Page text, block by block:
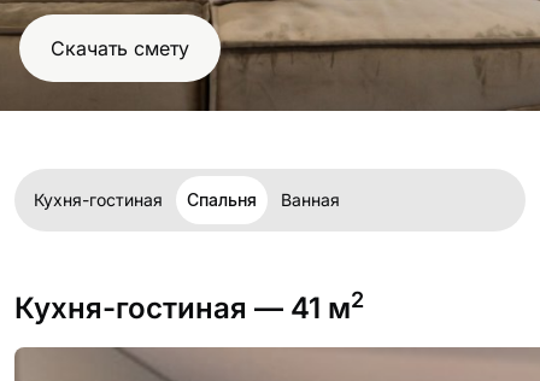
Скачать смету
Кухня-гостиная Спальня Ванная
Кухня-гостиная — 41 м2